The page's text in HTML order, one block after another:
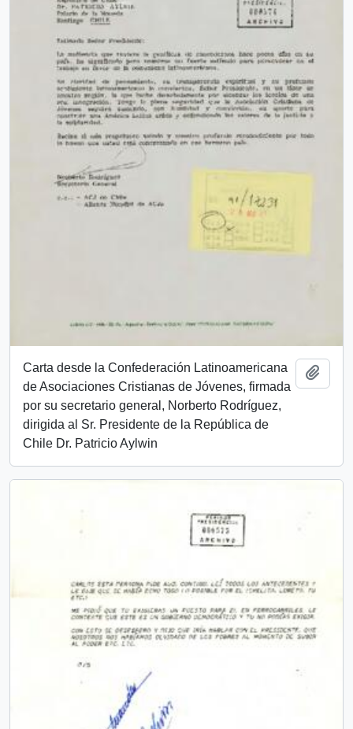
Carta desde la Confederación Latinoamericana
de Asociaciones Cristianas de Jóvenes, firmada
por su secretario general, Norberto Rodríguez,
dirigida al Sr. Presidente de la República de
Chile Dr. Patricio Aylwin